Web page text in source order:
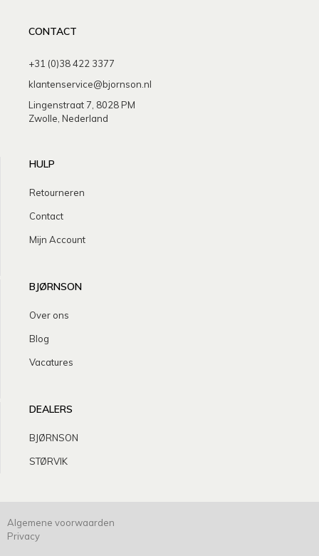
CONTACT
+31 (0)38 422 3377
klantenservice@bjornson.nl
Lingenstraat 7, 8028 PM
Zwolle, Nederland
HULP
Retourneren
Contact
Mijn Account
BJØRNSON
Over ons
Blog
Vacatures
DEALERS
BJØRNSON
STØRVIK
Algemene voorwaarden
Privacy